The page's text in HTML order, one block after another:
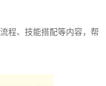
程、技能搭配等内容，帮